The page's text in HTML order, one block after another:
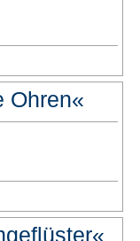
Ohren«